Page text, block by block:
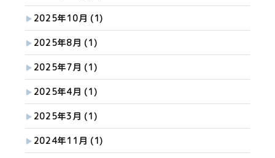
2025年10月 (1)
2025年8月(1)
2025年7月(1)
2025年4月(1)
2025年3月(1)
2024年11月 (1)